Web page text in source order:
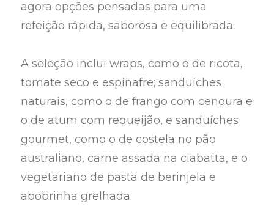
agora opções pensadas para uma
refeição rápida, saborosa e equilibrada.
A seleção inclui wraps, como o de ricota,
tomate seco e espinafre; sanduíches
naturais, como o de frango com cenoura e
o de atum com requeijão, e sanduíches
gourmet, como o de costela no pão
australiano, carne assada na ciabatta, e o
vegetariano de pasta de berinjela e
abobrinha grelhada.